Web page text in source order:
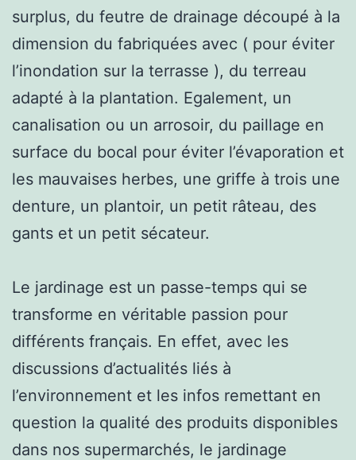
surplus, du feutre de drainage découpé à la
dimension du fabriquées avec ( pour éviter
l’inondation sur la terrasse ), du terreau
adapté à la plantation. Egalement, un
canalisation ou un arrosoir, du paillage en
surface du bocal pour éviter l’évaporation et
les mauvaises herbes, une griffe à trois une
denture, un plantoir, un petit râteau, des
gants et un petit sécateur.
Le jardinage est un passe-temps qui se
transforme en véritable passion pour
différents français. En effet, avec les
discussions d’actualités liés à
l’environnement et les infos remettant en
question la qualité des produits disponibles
dans nos supermarchés, le jardinage